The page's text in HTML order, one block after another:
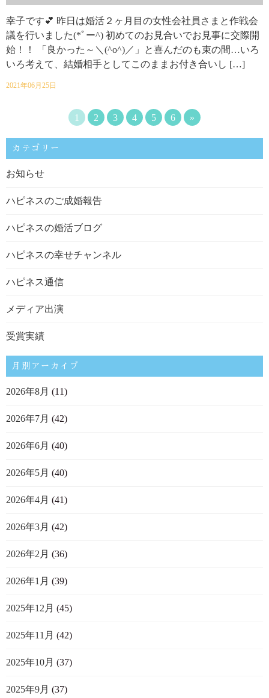
幸子です💕 昨日は婚活２ヶ月目の女性会社員さまと作戦会
議を行いました(*ﾟー^) 初めてのお見合いでお見事に交際開
始！！ 「良かった～＼(^o^)／」と喜んだのも束の間…いろ
いろ考えて、結婚相手としてこのままお付き合いし […]
2021年06月25日
1 2 3 4 5 6 »
カテゴリー
お知らせ
ハピネスのご成婚報告
ハピネスの婚活ブログ
ハピネスの幸せチャンネル
ハピネス通信
メディア出演
受賞実績
月別アーカイブ
2026年8月 (11)
2026年7月 (42)
2026年6月 (40)
2026年5月 (40)
2026年4月 (41)
2026年3月 (42)
2026年2月 (36)
2026年1月 (39)
2025年12月 (45)
2025年11月 (42)
2025年10月 (37)
2025年9月 (37)